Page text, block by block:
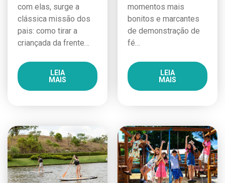
com elas, surge a
clássica missão dos
pais: como tirar a
criançada da frente…
LEIA
MAIS
momentos mais
bonitos e marcantes
de demonstração de
fé…
LEIA
MAIS